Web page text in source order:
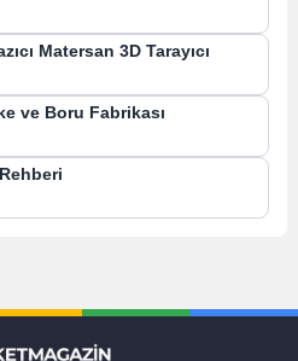
Matersan 3D Tarayıcı
ve Boru Fabrikası